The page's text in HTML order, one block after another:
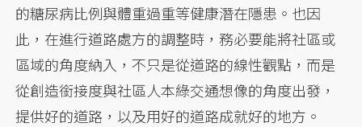
的糖尿病比例與體重過重等健康潛在隱患。也因
此，在進行道路處方的調整時，務必要能將社區或
區域的角度納入，不只是從道路的線性觀點，而是
從創造銜接度與社區人本綠交通想像的角度出發，
提供好的道路，以及用好的道路成就好的地方。